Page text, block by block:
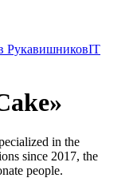
РукавишниковIT
in the
since 2017, the
people.